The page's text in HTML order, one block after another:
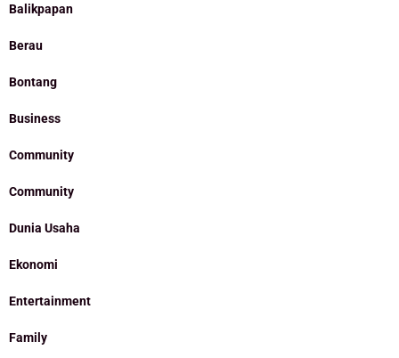
Balikpapan
Berau
Bontang
Business
Community
Community
Dunia Usaha
Ekonomi
Entertainment
Family